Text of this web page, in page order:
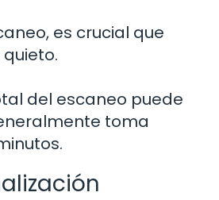
es crucial que
del escaneo puede
toma